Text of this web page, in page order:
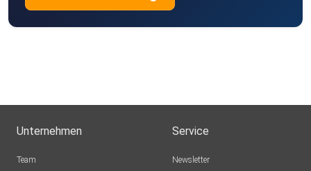
Unternehmen
Team
Service
Newsletter